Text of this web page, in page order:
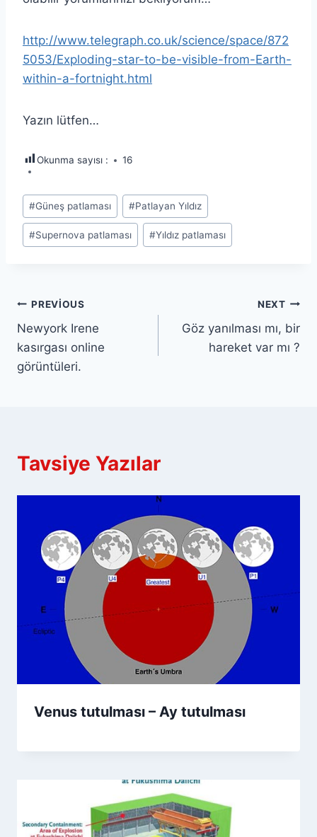
http://www.telegraph.co.uk/science/space/872
5053/Exploding-star-to-be-visible-from-Earth-
within-a-fortnight.html
Yazın lütfen…
Okunma sayısı : 16
Post
Tags:
#Güneş patlaması #Patlayan Yıldız
#Supernova patlaması #Yıldız patlaması
Yazı
gezinmesi
PREVIOUS
Newyork Irene
kasırgası online
görüntüleri.
NEXT
Göz yanılması mı, bir
hareket var mı ?
Tavsiye Yazılar
Venus tutulması – Ay tutulması